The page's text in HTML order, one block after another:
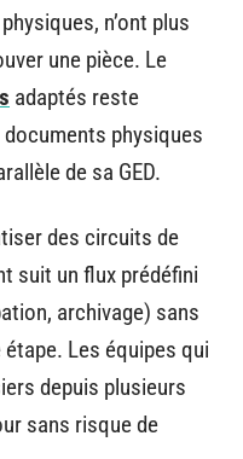
n’ont plus
une pièce. Le
adaptés reste
physiques
de sa GED.
des circuits de
suit un flux prédéfini
archivage) sans
Les équipes qui
depuis plusieurs
sans risque de